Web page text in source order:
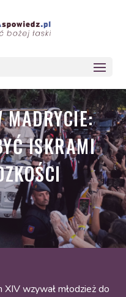
MADRYCIE:
ISKRAMI
wzywał młodzież do